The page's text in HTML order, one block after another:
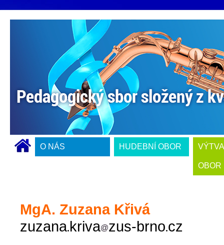
O NÁS HUDEBNÍ OBOR
OBOR
MgA. Zuzana Křivá
zuzana kriva zus-brno cz